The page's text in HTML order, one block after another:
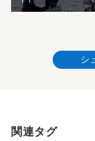
シ
関連タグ